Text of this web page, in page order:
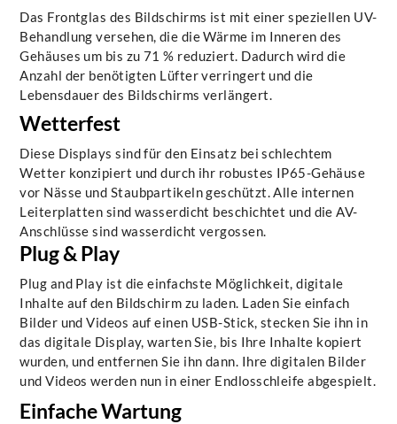
Das Frontglas des Bildschirms ist mit einer speziellen UV-
Behandlung versehen, die die Wärme im Inneren des
Gehäuses um bis zu 71 % reduziert. Dadurch wird die
Anzahl der benötigten Lüfter verringert und die
Lebensdauer des Bildschirms verlängert.
Wetterfest
Diese Displays sind für den Einsatz bei schlechtem
Wetter konzipiert und durch ihr robustes IP65-Gehäuse
vor Nässe und Staubpartikeln geschützt. Alle internen
Leiterplatten sind wasserdicht beschichtet und die AV-
Anschlüsse sind wasserdicht vergossen.
Plug & Play
Plug and Play ist die einfachste Möglichkeit, digitale
Inhalte auf den Bildschirm zu laden. Laden Sie einfach
Bilder und Videos auf einen USB-Stick, stecken Sie ihn in
das digitale Display, warten Sie, bis Ihre Inhalte kopiert
wurden, und entfernen Sie ihn dann. Ihre digitalen Bilder
und Videos werden nun in einer Endlosschleife abgespielt.
Einfache Wartung